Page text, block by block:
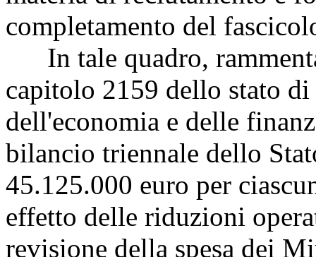
completamento del
In tale quadro,
capitolo 2159 dello stato
dell'economia e delle
bilancio triennale dello
45.125.000 euro per
effetto delle riduzioni
revisione della spesa dei